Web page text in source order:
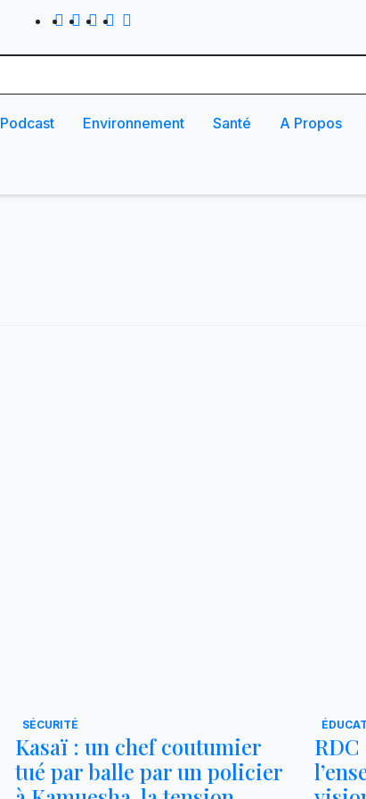
Podcast Environnement Santé A Propos
SÉCURITÉ
Kasaï : un chef coutumier
tué par balle par un policier